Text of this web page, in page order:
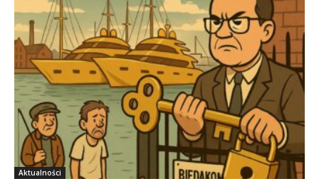
Aktualności